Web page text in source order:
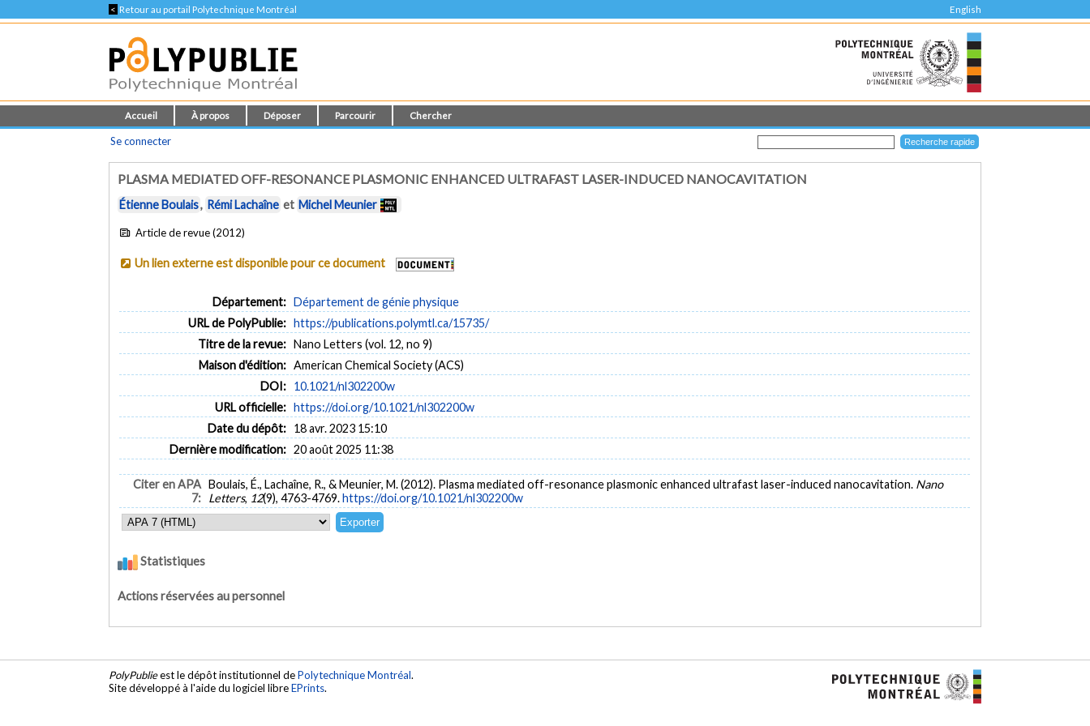
< Retour au portail Polytechnique Montréal English
Accueil À propos Déposer Parcourir Chercher
Se connecter
PLASMA MEDIATED OFF-RESONANCE PLASMONIC ENHANCED ULTRAFAST LASER-INDUCED NANOCAVITATION
Étienne Boulais, Rémi Lachaîne et Michel Meunier
Article de revue (2012)
Un lien externe est disponible pour ce document
Département: Département de génie physique
URL de PolyPublie: https://publications.polymtl.ca/15735/
Titre de la revue: Nano Letters (vol. 12, no 9)
Maison d'édition: American Chemical Society (ACS)
DOI: 10.1021/nl302200w
URL officielle: https://doi.org/10.1021/nl302200w
Date du dépôt: 18 avr. 2023 15:10
Dernière modification: 20 août 2025 11:38
Citer en APA
7:
Boulais, É., Lachaîne, R., & Meunier, M. (2012). Plasma mediated off-resonance plasmonic enhanced ultrafast laser-induced nanocavitation. Nano
Letters, 12(9), 4763-4769.https://doi.org/10.1021/nl302200w
Statistiques
Actions réservées au personnel
PolyPublieest le dépôt institutionnel dePolytechnique Montréal.
Site développé à l'aide du logiciel libreEPrints.